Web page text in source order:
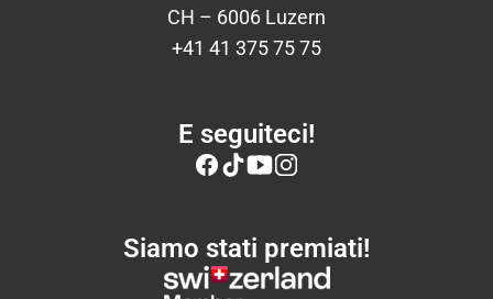
CH – 6006 Luzern
+41 41 375 75 75
E seguiteci!
Siamo stati premiati!